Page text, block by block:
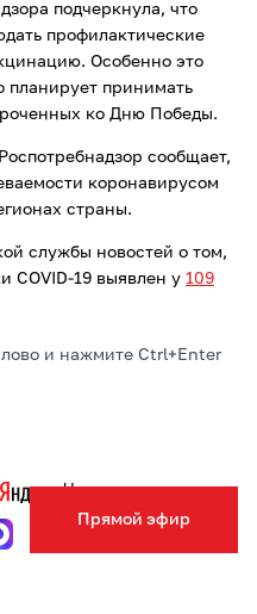
Прямой эфир
подчеркнула, что
профилактические
Особенно это
планирует принимать
ко Дню Победы.
сообщает,
коронавирусом
страны.
службы новостей о том,
COVID-19 выявлен у 109
и нажмите Ctrl+Enter